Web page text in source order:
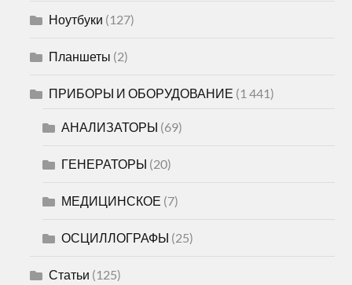
Ноутбуки (127)
Планшеты (2)
ПРИБОРЫ И ОБОРУДОВАНИЕ (1 441)
АНАЛИЗАТОРЫ (69)
ГЕНЕРАТОРЫ (20)
МЕДИЦИНСКОЕ (7)
ОСЦИЛЛОГРАФЫ (25)
Статьи (125)